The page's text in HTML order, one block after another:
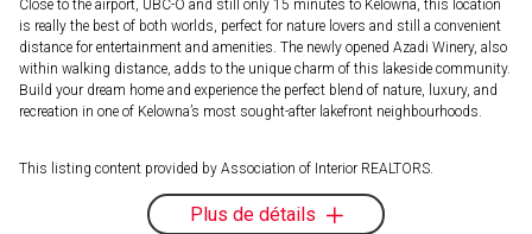
Close to the airport, UBC-O and still only 15 minutes to Kelowna, this location
is really the best of both worlds, perfect for nature lovers and still a convenient
distance for entertainment and amenities. The newly opened Azadi Winery, also
within walking distance, adds to the unique charm of this lakeside community.
Build your dream home and experience the perfect blend of nature, luxury, and
recreation in one of Kelowna’s most sought-after lakefront neighbourhoods.
This listing content provided by Association of Interior REALTORS.
Plus de détails